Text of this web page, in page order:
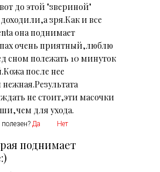
до этой "звериной"
зря.Как и все
она поднимает
очень приятный,люблю
сном полежать 10 минуток
после нее
не стоит,эти масочки
для ухода.
Да Нет
поднимает